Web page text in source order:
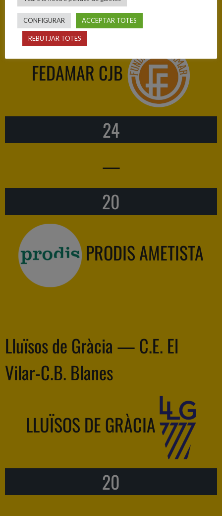
Fedamar CJB — Prodis Ametista
FEDAMAR CJB
24
—
20
PRODIS AMETISTA
Lluïsos de Gràcia — C.E. El
Vilar-C.B. Blanes
LLUÏSOS DE GRÀCIA
20
CONFIGURAR ACCEPTAR TOTES
REBUTJAR TOTES